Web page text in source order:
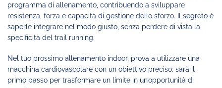
programma di allenamento, contribuendo a sviluppare
resistenza, forza e capacità di gestione dello sforzo. Il segreto è
saperle integrare nel modo giusto, senza perdere di vista la
specificità del trail running.
Nel tuo prossimo allenamento indoor, prova a utilizzare una
macchina cardiovascolare con un obiettivo preciso: sarà il
primo passo per trasformare un limite in un’opportunità di